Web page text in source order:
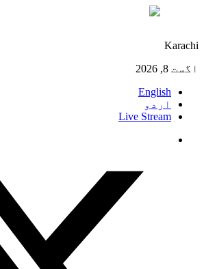
Karachi
اگست 8, 2026
English
اردو
Live Stream